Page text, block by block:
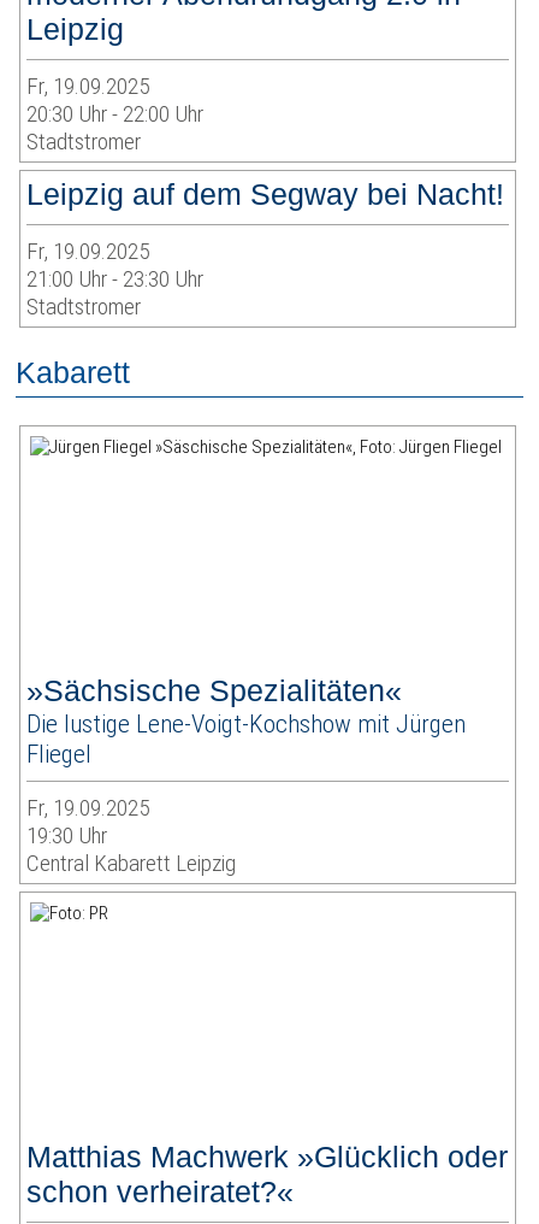
Leipzig
Fr, 19.09.2025
20:30 Uhr - 22:00 Uhr
Stadtstromer
Leipzig auf dem Segway bei Nacht!
Fr, 19.09.2025
21:00 Uhr - 23:30 Uhr
Stadtstromer
Kabarett
»Sächsische Spezialitäten«
Die lustige Lene-Voigt-Kochshow mit Jürgen
Fliegel
Fr, 19.09.2025
19:30 Uhr
Central Kabarett Leipzig
Matthias Machwerk »Glücklich oder
schon verheiratet?«